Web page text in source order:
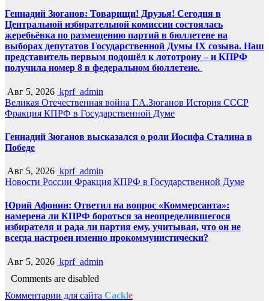
Геннадий Зюганов: Товарищи! Друзья! Сегодня в
Центральной избирательной комиссии состоялась
жеребьёвка по размещению партий в бюллетене на
выборах депутатов Государственной Думы IX созыва. Наш
представитель первым подошёл к лототрону – и КПРФ
получила номер 8 в федеральном бюллетене.
Авг 5, 2026 kprf_admin
Великая Отечественная война Г.А.Зюганов История СССР
Фракция КПРФ в Государственной Думе
Геннадий Зюганов высказался о роли Иосифа Сталина в
Победе
Авг 5, 2026 kprf_admin
Новости России Фракция КПРФ в Государственной Думе
Юрий Афонин: Ответил на вопрос «Коммерсанта»:
намерена ли КПРФ бороться за неопределившегося
избирателя и рада ли партия ему, учитывая, что он не
всегда настроен именно прокоммунистически?
Авг 5, 2026 kprf_admin
Comments are disabled
Комментарии для сайта Cackle